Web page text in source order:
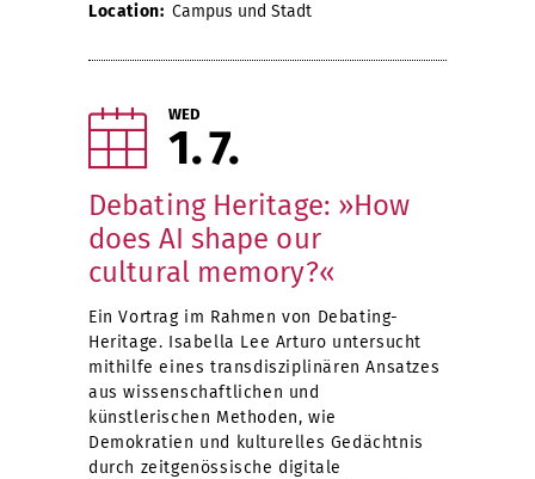
Location: Campus und Stadt
WED
1 7
Debating Heritage: »How
does AI shape our
cultural memory?«
Ein Vortrag im Rahmen von Debating-
Heritage. Isabella Lee Arturo untersucht
mithilfe eines transdisziplinären Ansatzes
aus wissenschaftlichen und
künstlerischen Methoden, wie
Demokratien und kulturelles Gedächtnis
durch zeitgenössische digitale